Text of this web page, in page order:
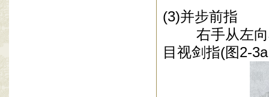
(3)并步前指
右手从左向右
目视剑指(图2-3a